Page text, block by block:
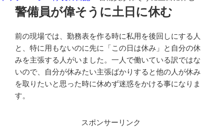
警備員が偉そうに土日に休む
前の現場では、勤務表を作る時に私用を後回しにする人
と、特に用もないのに先に「この日は休み」と自分の休
みを主張する人がいました。一人で働いている訳ではな
いので、自分が休みたい主張ばかりすると他の人が休み
を取りたいと思った時に休めず迷惑をかける事になりま
す。
スポンサーリンク